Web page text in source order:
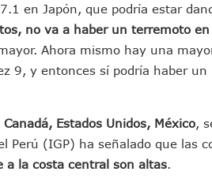
Nacional De La Liga Premier
De Familias En Las Paseadas De Las
Mantienen Restricciones En Playas De
Comienza Una Nueva Vida Con Una
Edificios Y Puentes En Japón (VIDEOS)
De Jalisco, Según Statistical
Al Corredor Bahía De
en Japón, que podría estar
no va a haber un terremoto en
Ahora mismo hay una
9, y entonces sí podría haber un
Estados Unidos, México,
Perú (IGP) ha señalado que las
a la costa central son altas.